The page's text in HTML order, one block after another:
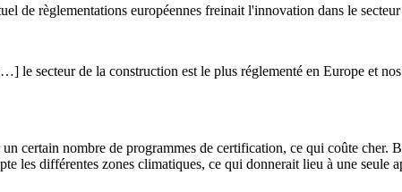
de règlementations européennes freinait l'innovation dans le
le secteur de la construction est le plus réglementé en Europe et
certain nombre de programmes de certification, ce qui coûte cher.
les différentes zones climatiques, ce qui donnerait lieu à une